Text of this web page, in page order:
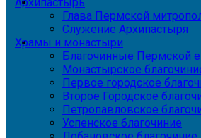
Глава Пермской
Служение Архипастыря
Храмы и монастыри
Благочинные Пермской
Монастырское
Первое городское
Второе Городское
Петропавловское
Успенское благочиние